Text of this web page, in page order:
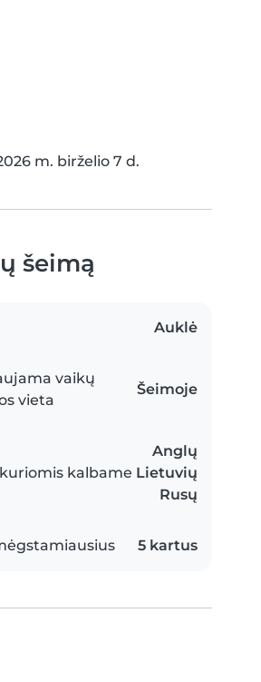
m. birželio 7 d.
šeimą
Auklė
vaikų
vieta
Šeimoje
kalbame
Anglų
Lietuvių
Rusų
5 kartus